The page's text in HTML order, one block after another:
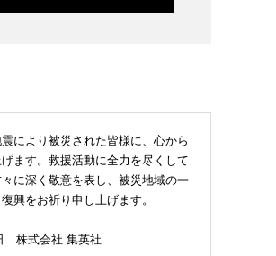
により被災された皆様に、心から
ます。救援活動に全力を尽くして
に深く敬意を表し、被災地域の一
興をお祈り申し上げます。
株式会社 集英社